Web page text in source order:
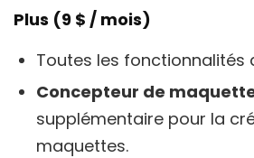
Plus (9 $ / mois)
Toutes les fonctionnalités
Concepteur de
supplémentaire pour la
maquettes.